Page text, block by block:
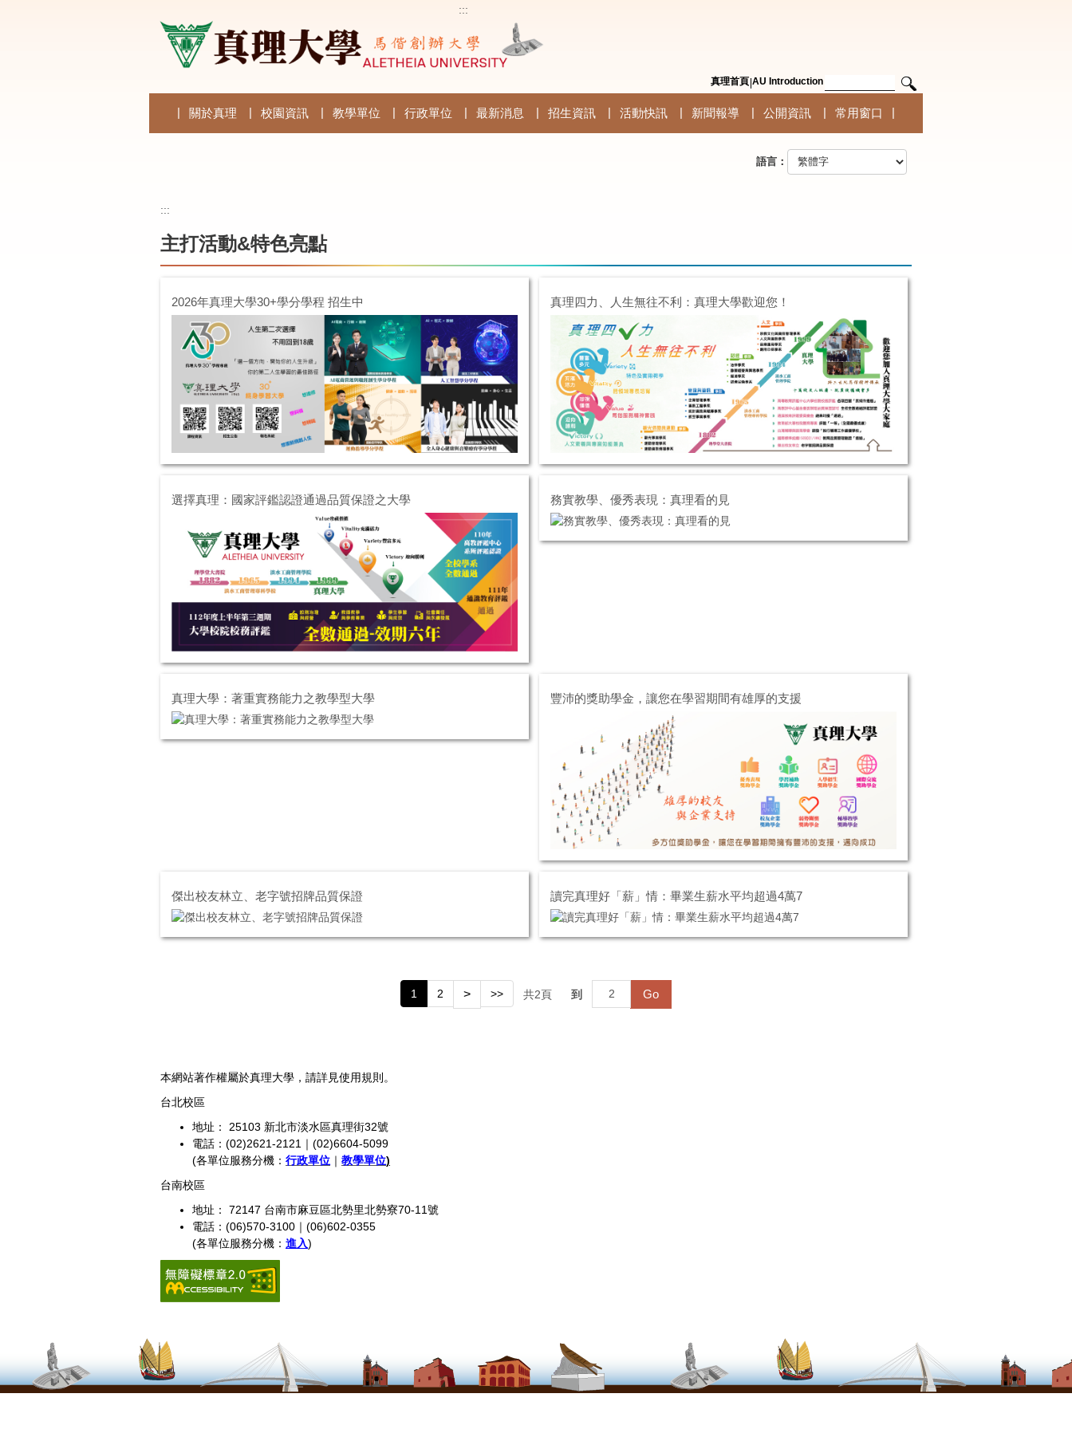
:::
真理首頁 AU Introduction
關於真理 校園資訊 教學單位 行政單位 最新消息 招生資訊 活動快訊 新聞報導 公開資訊 常用窗口
語言：
:::
主打活動&特色亮點
2026年真理大學30+學分學程 招生中 真理四力、人生無往不利：真理大學歡迎您！
選擇真理：國家評鑑認證通過品質保證之大學 務實教學、優秀表現：真理看的見
真理大學：著重實務能力之教學型大學 豐沛的獎助學金，讓您在學習期間有雄厚的支援
傑出校友林立、老字號招牌品質保證 讀完真理好「薪」情：畢業生薪水平均超過4萬7
1 2 > >> 共2頁 到 Go
本網站著作權屬於真理大學，請詳見使用規則。
台北校區
地址： 25103 新北市淡水區真理街32號
電話：(02)2621-2121｜(02)6604-5099
(各單位服務分機： 行政單位 ｜ 教學單位)
台南校區
地址： 72147 台南市麻豆區北勢里北勢寮70-11號
電話：(06)570-3100｜(06)602-0355
(各單位服務分機： 進入)